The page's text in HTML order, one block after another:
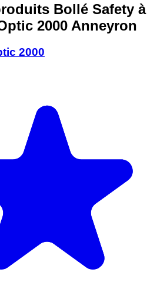
Bollé Safety à
2000 Anneyron
2000